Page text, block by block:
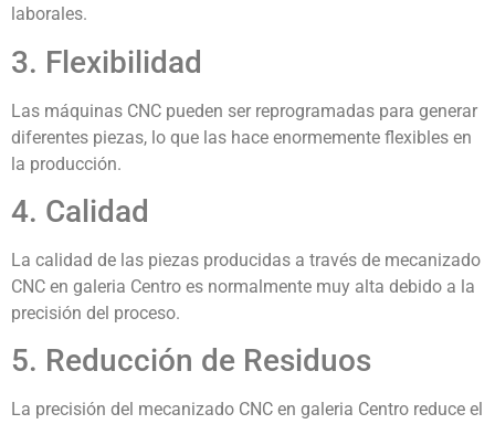
laborales.
3. Flexibilidad
Las máquinas CNC pueden ser reprogramadas para generar
diferentes piezas, lo que las hace enormemente flexibles en
la producción.
4. Calidad
La calidad de las piezas producidas a través de mecanizado
CNC en galeria Centro es normalmente muy alta debido a la
precisión del proceso.
5. Reducción de Residuos
La precisión del mecanizado CNC en galeria Centro reduce el